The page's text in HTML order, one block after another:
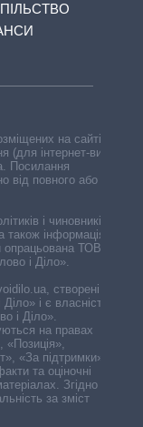
на сайті,
(для інтернет-видань
Посилання
від повного або
і чиновників,
інформація про
опрацьована ТОВ «ІА
і Діло».
створені ГО
і є власністю
і Діло».
на правах
«За підтримки».
та оціночні
Згідно з
за зміст